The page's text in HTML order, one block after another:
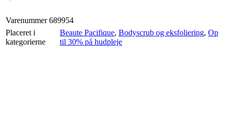
Varenummer 689954
Placeret i
kategorierne
Beaute Pacifique, Bodyscrub og eksfoliering, Op
til 30% på hudpleje